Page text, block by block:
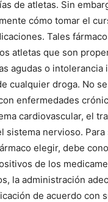
de atletas. Sin
cómo tomar el
Tales
atletas que son
agudas o intolerancia
cualquier droga. No
enfermedades
cardiovascular, el
sistema nervioso. Para
elegir, debe
de los
la administración
de acuerdo con